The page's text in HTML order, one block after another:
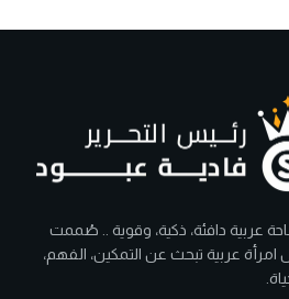
عربية دافئة، ذكية، وقوية .. صُممت
عربية تبحث عن التمكين، الفهم،